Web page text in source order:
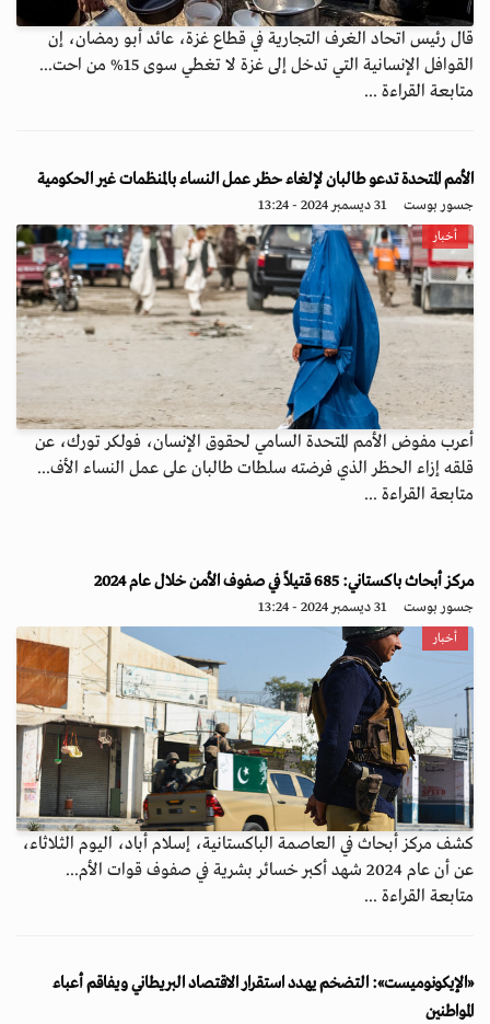
قال رئيس اتحاد الغرف التجارية في قطاع غزة، عائد أبو رمضان، إن
القوافل الإنسانية التي تدخل إلى غزة لا تغطي سوى 15% من احت...
متابعة القراءة ...
الأمم المتحدة تدعو طالبان لإلغاء حظر عمل النساء بالمنظمات غير الحكومية
جسور بوست 31 ديسمبر 2024 - 13:24
أخبار
أعرب مفوض الأمم المتحدة السامي لحقوق الإنسان، فولكر تورك، عن
قلقه إزاء الحظر الذي فرضته سلطات طالبان على عمل النساء الأف...
متابعة القراءة ...
مركز أبحاث باكستاني: 685 قتيلاً في صفوف الأمن خلال عام 2024
جسور بوست 31 ديسمبر 2024 - 13:24
أخبار
كشف مركز أبحاث في العاصمة الباكستانية، إسلام أباد، اليوم الثلاثاء،
عن أن عام 2024 شهد أكبر خسائر بشرية في صفوف قوات الأم...
متابعة القراءة ...
«الإيكونوميست»: التضخم يهدد استقرار الاقتصاد البريطاني ويفاقم أعباء
المواطنين